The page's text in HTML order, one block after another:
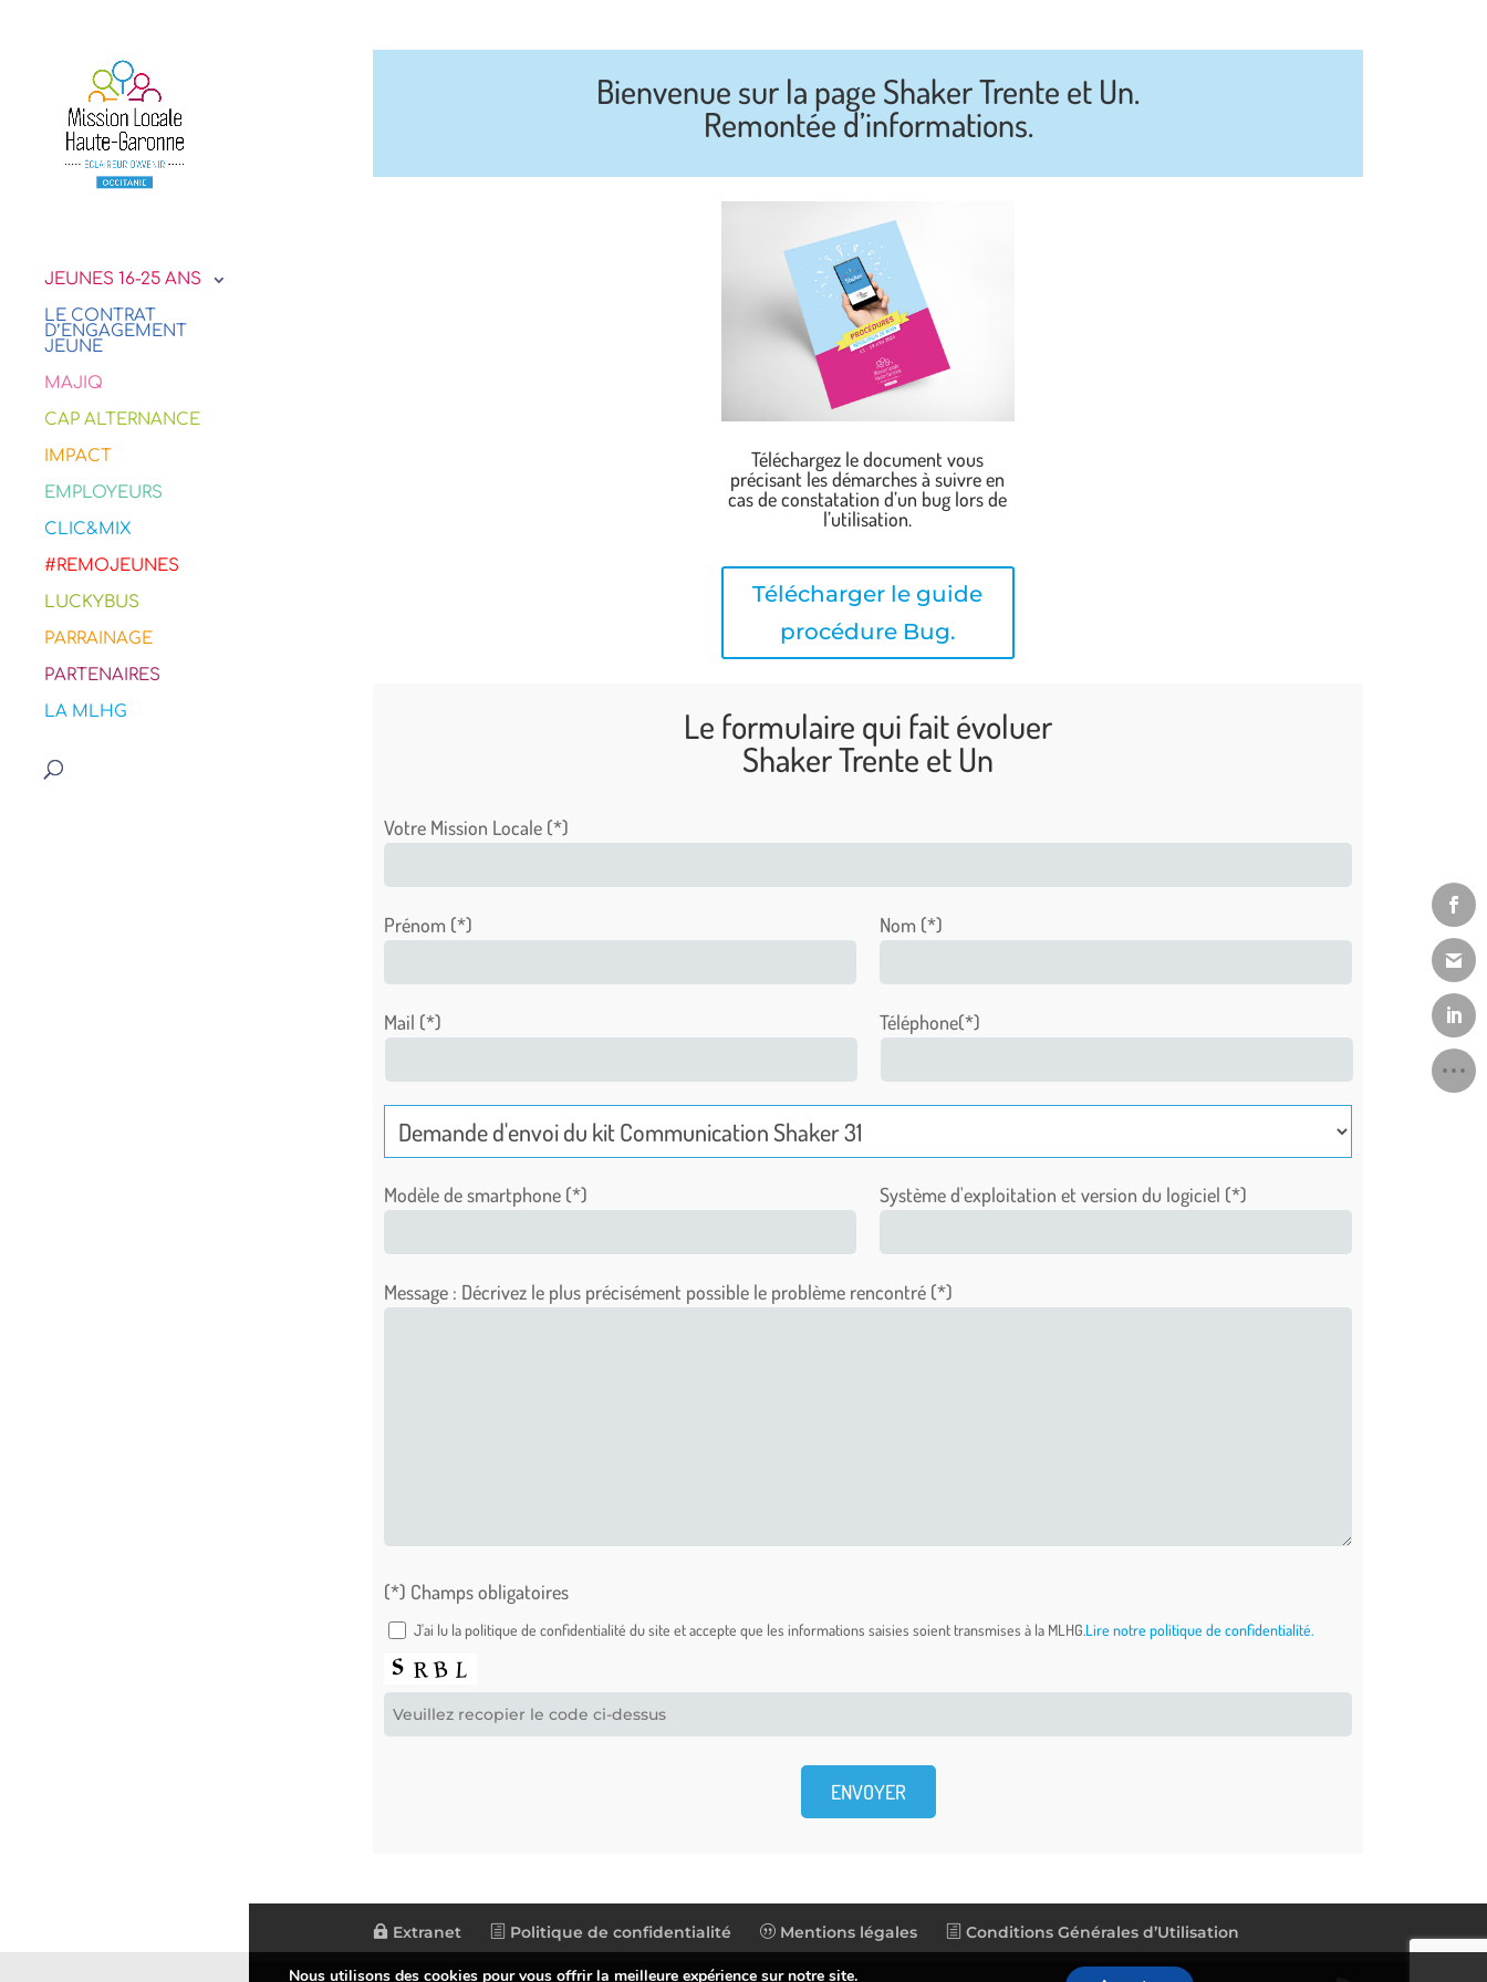
JEUNES 16-25 ANS
LE CONTRAT
D’ENGAGEMENT
JEUNE
MAJIQ
CAP ALTERNANCE
IMPACT
EMPLOYEURS
CLIC&MIX
#REMOJEUNES
LUCKYBUS
PARRAINAGE
PARTENAIRES
LA MLHG
Bienvenue sur la page Shaker Trente et Un.
Remontée d’informations.
Téléchargez le document vous
précisant les démarches à suivre en
cas de constatation d’un bug lors de
l’utilisation.
Télécharger le guide
procédure Bug.
Le formulaire qui fait évoluer
Shaker Trente et Un
Votre Mission Locale (*)
Prénom (*) Nom (*)
Mail (*) Téléphone(*)
Modèle de smartphone (*) Système d'exploitation et version du logiciel (*)
Message : Décrivez le plus précisément possible le problème rencontré (*)
(*) Champs obligatoires
J'ai lu la politique de confidentialité du site et accepte que les informations saisies soient transmises à la MLHG.Lire notre politique de confidentialité.
Extranet Politique de confidentialité Mentions légales Conditions Générales d’Utilisation
Nous utilisons des cookies pour vous offrir la meilleure expérience sur notre site.